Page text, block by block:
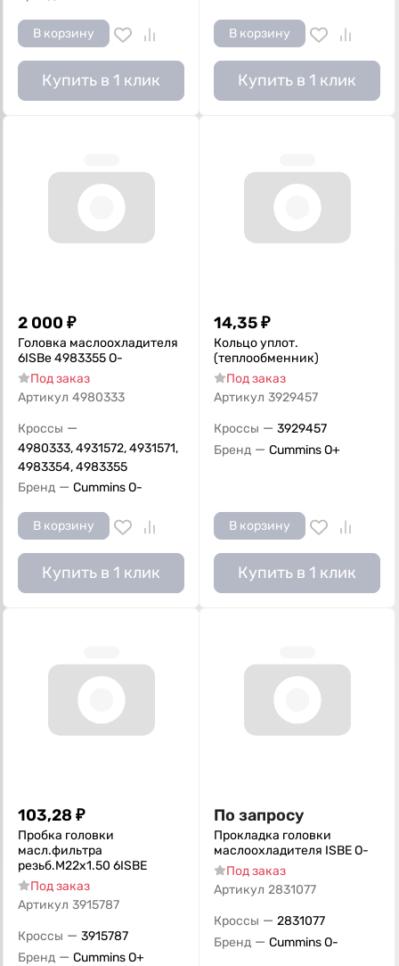
В корзину
Купить в 1 клик
В корзину
Купить в 1 клик
2 000 ₽
Головка маслоохладителя
6ISBe 4983355 О-
Под заказ
Артикул 4980333
Кроссы —
4980333, 4931572, 4931571,
4983354, 4983355
Бренд — Cummins O-
В корзину
Купить в 1 клик
14,35₽
Кольцо уплот.
(теплообменник)
Под заказ
Артикул 3929457
Кроссы — 3929457
Бренд — Cummins O+
В корзину
Купить в 1 клик
103,28 ₽
Пробка головки
масл.фильтра
резьб.M22х1.50 6ISBE
Под заказ
Артикул 3915787
Кроссы — 3915787
Бренд — Cummins O+
По запросу
Прокладка головки
маслоохладителя ISBE О-
Под заказ
Артикул 2831077
Кроссы — 2831077
Бренд — Cummins O-